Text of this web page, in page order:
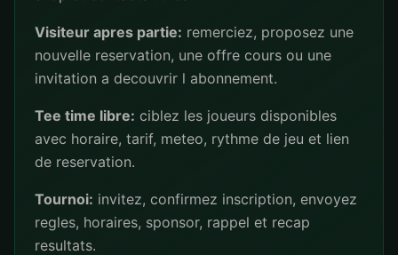
Visiteur apres partie: remerciez, proposez une
nouvelle reservation, une offre cours ou une
invitation a decouvrir l abonnement.
Tee time libre: ciblez les joueurs disponibles
avec horaire, tarif, meteo, rythme de jeu et lien
de reservation.
Tournoi: invitez, confirmez inscription, envoyez
regles, horaires, sponsor, rappel et recap
resultats.